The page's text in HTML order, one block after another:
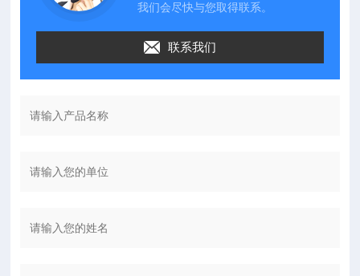
我们会尽快与您取得联系。
联系我们